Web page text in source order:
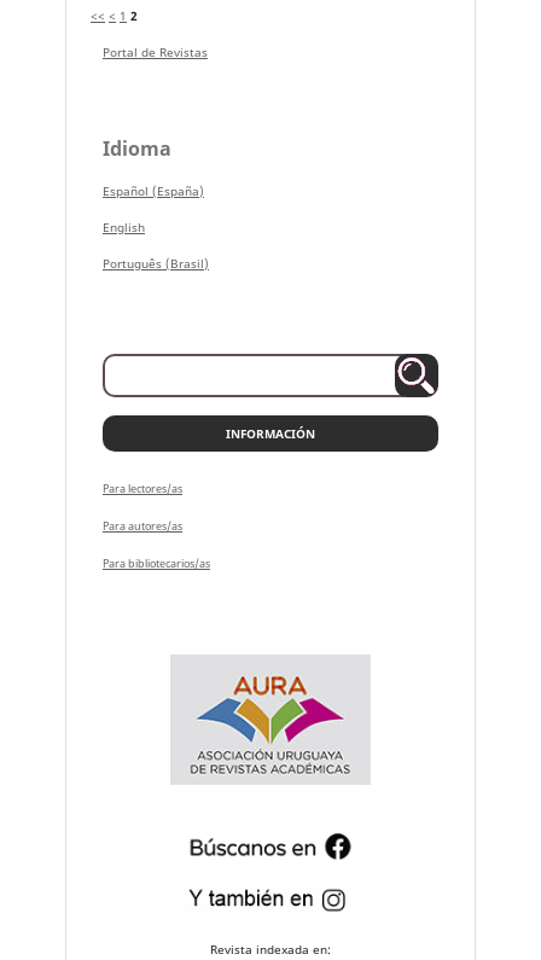
<< < 1 2
Portal de Revistas
Idioma
Español (España)
English
Português (Brasil)
INFORMACIÓN
Para lectores/as
Para autores/as
Para bibliotecarios/as
Revista indexada en: